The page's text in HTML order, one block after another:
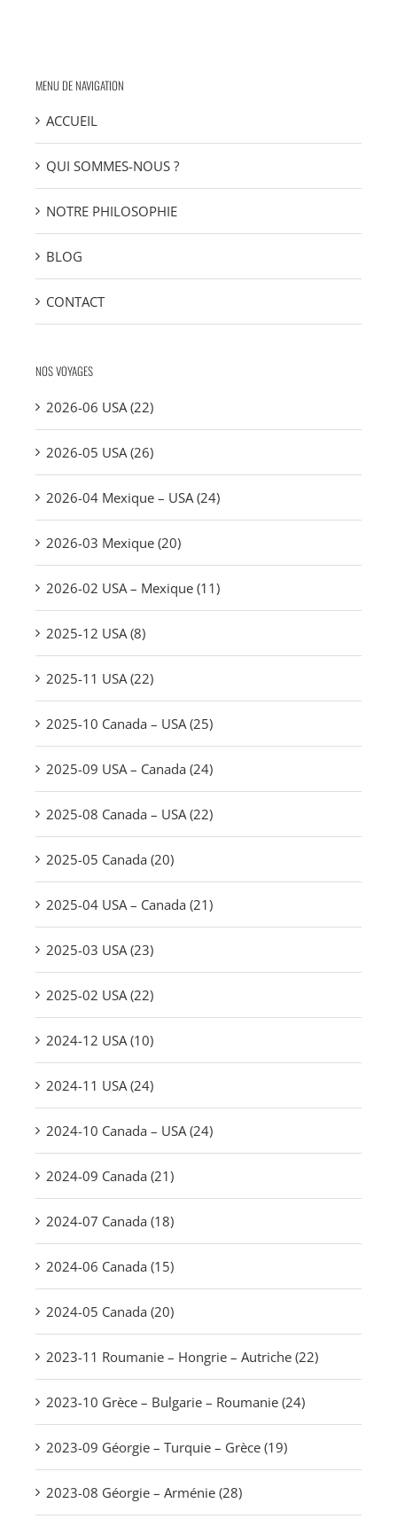
MENU DE NAVIGATION
ACCUEIL
QUI SOMMES-NOUS ?
NOTRE PHILOSOPHIE
BLOG
CONTACT
NOS VOYAGES
2026-06 USA (22)
2026-05 USA (26)
2026-04 Mexique – USA (24)
2026-03 Mexique (20)
2026-02 USA – Mexique (11)
2025-12 USA (8)
2025-11 USA (22)
2025-10 Canada – USA (25)
2025-09 USA – Canada (24)
2025-08 Canada – USA (22)
2025-05 Canada (20)
2025-04 USA – Canada (21)
2025-03 USA (23)
2025-02 USA (22)
2024-12 USA (10)
2024-11 USA (24)
2024-10 Canada – USA (24)
2024-09 Canada (21)
2024-07 Canada (18)
2024-06 Canada (15)
2024-05 Canada (20)
2023-11 Roumanie – Hongrie – Autriche (22)
2023-10 Grèce – Bulgarie – Roumanie (24)
2023-09 Géorgie – Turquie – Grèce (19)
2023-08 Géorgie – Arménie (28)